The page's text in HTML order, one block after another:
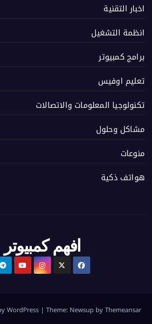
اخبار التقنية
انظمة التشغيل
برامج كمبيوتر
تعليم اوفيس
تكنولوجيا المعلومات والاتصالات
مشاكل وحلول
منوعات
هواتف ذكية
افهم كمبيوتر
WordPress | Theme: Newsup byThemeansar